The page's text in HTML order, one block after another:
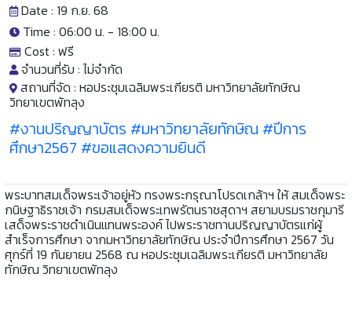
Date : 19 ก.ย. 68
Time : 06:00 น. - 18:00 น.
Cost : ฟรี
จำนวนที่รับ : ไม่จำกัด
สถานที่จัด : หอประชุมเฉลิมพระเกียรติ มหาวิทยาลัยทักษิณ
วิทยาเขตพัทลุง
#งานปริญญาบัตร #มหาวิทยาลัยทักษิณ #ปีการ
ศึกษา2567 #ขอแสดงความยินดี
พระบาทสมเด็จพระเจ้าอยู่หัว ทรงพระกรุณาโปรดเกล้าฯ ให้ สมเด็จพระ
กนิษฐาธิราชเจ้า กรมสมเด็จพระเทพรัตนราชสุดาฯ สยามบรมราชกุมารี
เสด็จพระราชดำเนินแทนพระองค์ ไปพระราชทานปริญญาบัตรแก่ผู้
สำเร็จการศึกษา จากมหาวิทยาลัยทักษิณ ประจำปีการศึกษา 2567 วัน
ศุกร์ที่ 19 กันยายน 2568 ณ หอประชุมเฉลิมพระเกียรติ มหาวิทยาลัย
ทักษิณ วิทยาเขตพัทลุง